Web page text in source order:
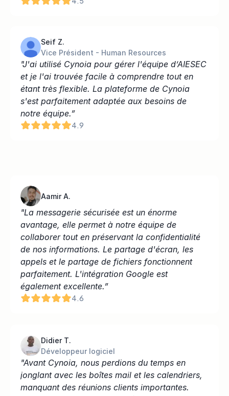
Seif Z.
Vice Président - Human Resources
"J'ai utilisé Cynoia pour gérer l'équipe d’AIESEC
et je l'ai trouvée facile à comprendre tout en
étant très flexible. La plateforme de Cynoia
s'est parfaitement adaptée aux besoins de
notre équipe.”
4.9
Aamir A.
"La messagerie sécurisée est un énorme
avantage, elle permet à notre équipe de
collaborer tout en préservant la confidentialité
de nos informations. Le partage d'écran, les
appels et le partage de fichiers fonctionnent
parfaitement. L'intégration Google est
également excellente.”
4.6
Didier T.
Développeur logiciel
"Avant Cynoia, nous perdions du temps en
jonglant avec les boîtes mail et les calendriers,
manquant des réunions clients importantes.